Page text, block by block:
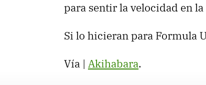
para sentir la velocidad en la
Si lo hicieran para Formula
Vía | Akihabara.